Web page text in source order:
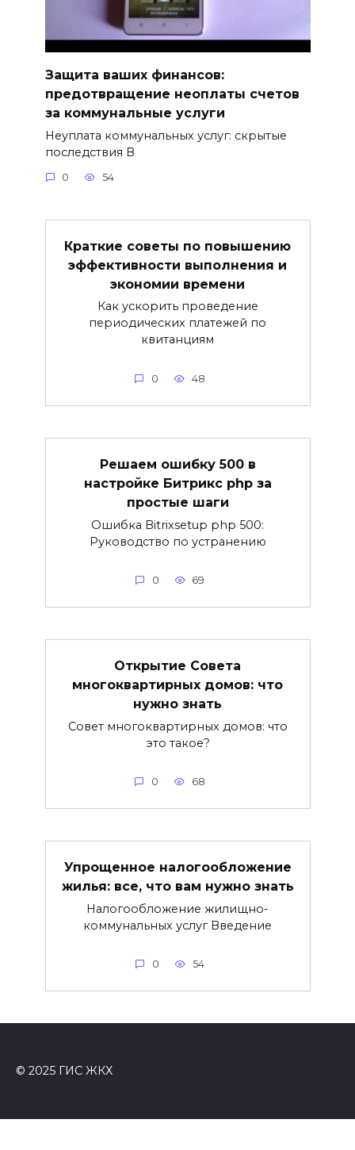
Защита ваших финансов:
предотвращение неоплаты счетов
за коммунальные услуги
Неуплата коммунальных услуг: скрытые
последствия В
0 54
Краткие советы по повышению
эффективности выполнения и
экономии времени
Как ускорить проведение
периодических платежей по
квитанциям
0 48
Решаем ошибку 500 в
настройке Битрикс php за
простые шаги
Ошибка Bitrixsetup php 500:
Руководство по устранению
0 69
Открытие Совета
многоквартирных домов: что
нужно знать
Совет многоквартирных домов: что
это такое?
0 68
Упрощенное налогообложение
жилья: все, что вам нужно знать
Налогообложение жилищно-
коммунальных услуг Введение
0 54
© 2025 ГИС ЖКХ